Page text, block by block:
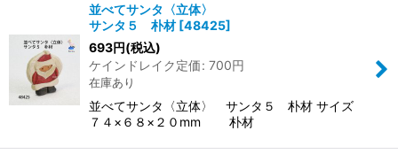
並べてサンタ〈立体〉
サンタ５ 朴材 [48425]
693円(税込)
ケインドレイク定価: 700円
在庫あり
並べてサンタ〈立体〉 サンタ５ 朴材 サイズ
７４×６８×２０mm 朴材